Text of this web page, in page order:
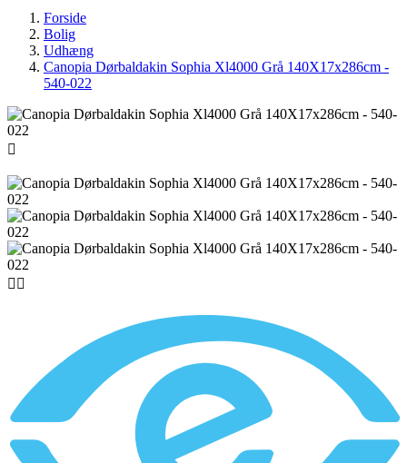
Forside
Bolig
Udhæng
Canopia Dørbaldakin Sophia Xl4000 Grå 140X17x286cm -
540-022

 